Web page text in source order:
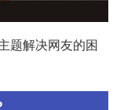
题解决网友的困